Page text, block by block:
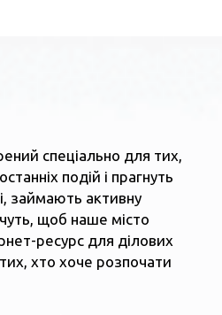
спеціально для тих,
подій і прагнуть
займають активну
щоб наше місто
ресурс для ділових
хто хоче розпочати